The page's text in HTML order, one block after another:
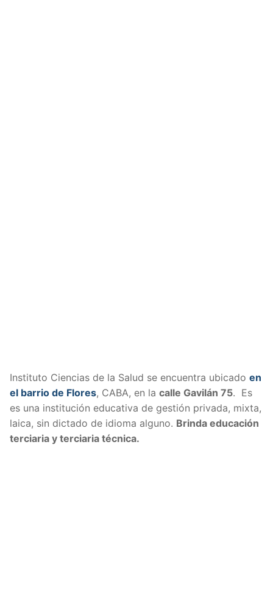
Instituto Ciencias de la Salud se encuentra ubicado en
el barrio de Flores, CABA, en la calle Gavilán 75. Es
es una institución educativa de gestión privada, mixta,
laica, sin dictado de idioma alguno. Brinda educación
terciaria y terciaria técnica.